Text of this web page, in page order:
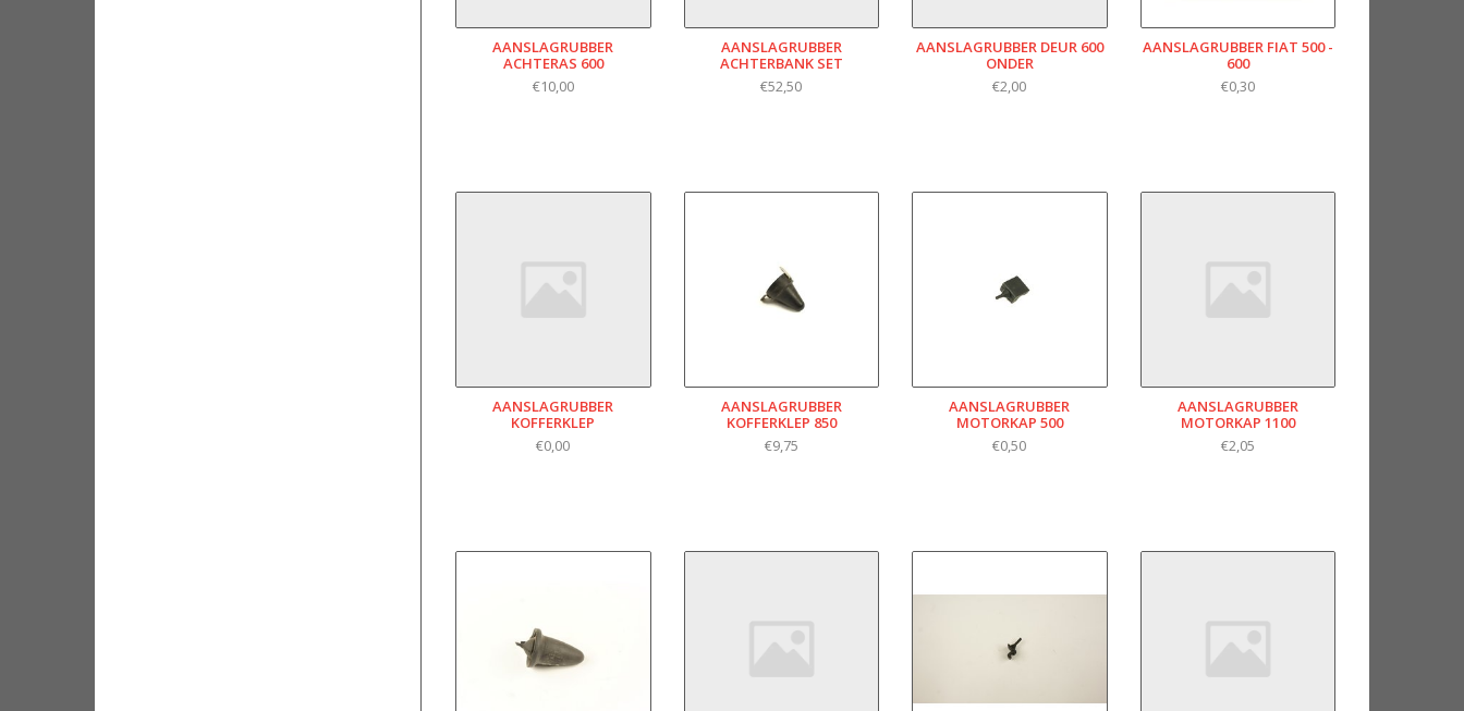
AANSLAGRUBBER
ACHTERAS 600
€10,00
AANSLAGRUBBER
ACHTERBANK SET
€52,50
AANSLAGRUBBER DEUR 600
ONDER
€2,00
AANSLAGRUBBER FIAT 500 -
600
€0,30
AANSLAGRUBBER
KOFFERKLEP
€0,00
AANSLAGRUBBER
KOFFERKLEP 850
€9,75
AANSLAGRUBBER
MOTORKAP 500
€0,50
AANSLAGRUBBER
MOTORKAP 1100
€2,05